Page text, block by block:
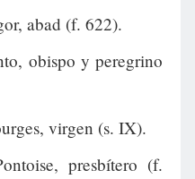
abad (f. 622).
obispo y peregrino
virgen (s. IX).
presbítero (f.